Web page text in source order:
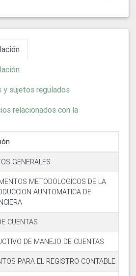
y sujetos regulados
relacionados con la
GENERALES
METODOLOGICOS DE LA
AUNTOMATICA DE
CUENTAS
DE MANEJO DE CUENTAS
PARA EL REGISTRO CONTABLE